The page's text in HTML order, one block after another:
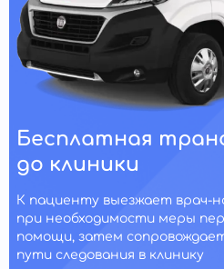
Бесплатная
до клиники
К пациенту выезжает врач-
при необходимости меры
помощи, затем
пути следования в клинику